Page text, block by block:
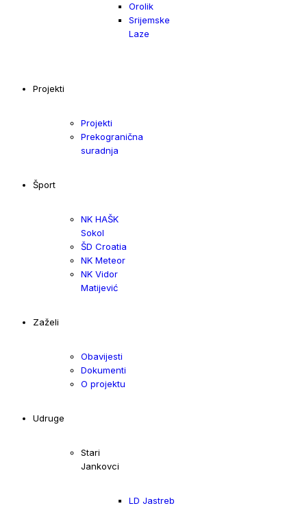
Orolik
Srijemske
Laze
Projekti
Projekti
Prekogranična
suradnja
Šport
NK HAŠK
Sokol
ŠD Croatia
NK Meteor
NK Vidor
Matijević
Zaželi
Obavijesti
Dokumenti
O projektu
Udruge
Stari
Jankovci
LD Jastreb